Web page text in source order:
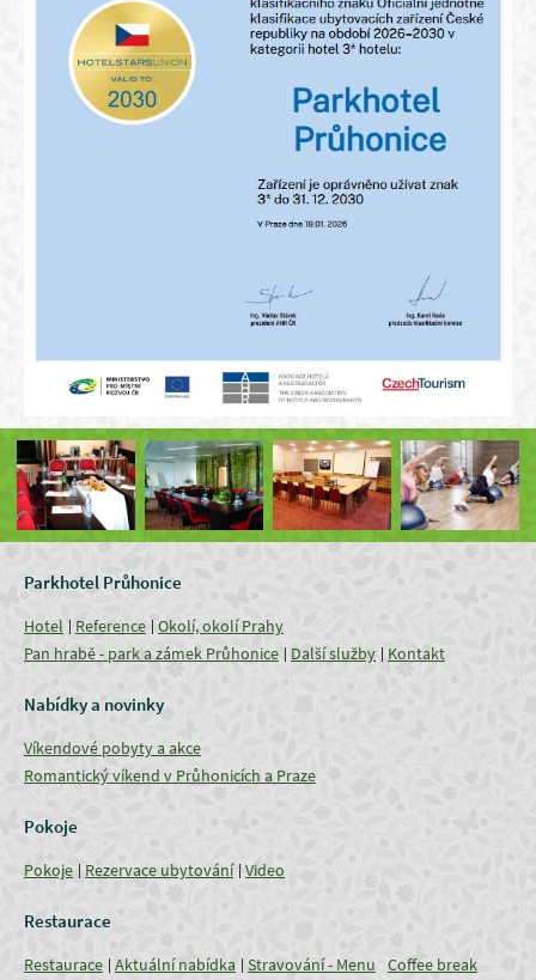
Parkhotel Průhonice
Hotel Reference Okolí, okolí Prahy
Pan hrabě - park a zámek Průhonice
Další služby Kontakt
Nabídky a novinky
Víkendové pobyty a akce
Romantický víkend v Průhonicích a Praze
Pokoje
Pokoje Rezervace ubytování Video
Restaurace
Restaurace Aktuální nabídka Stravování - Menu Coffee break